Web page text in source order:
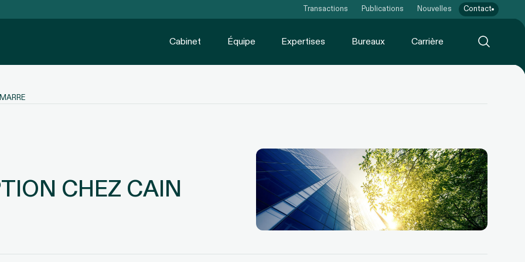
Transactions Publications Nouvelles Contact
Cabinet Équipe Expertises Bureaux Carrière
CHEZ CAIN